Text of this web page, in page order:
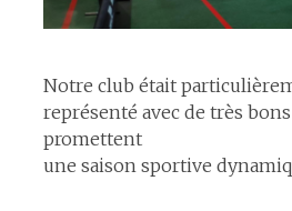
Notre club était
représenté avec de très
promettent
une saison sportive